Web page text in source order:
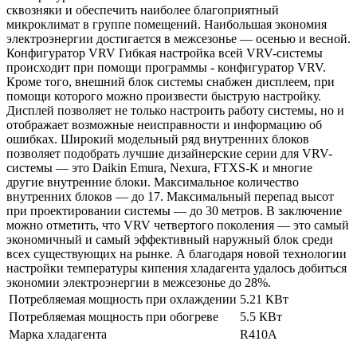
сквозняки и обеспечить наиболее благоприятный
микроклимат в группе помещений. Наибольшая экономия
электроэнергии достигается в межсезонье — осенью и весной.
Конфигуратор VRV Гибкая настройка всей VRV-системы
происходит при помощи программы - конфигуратор VRV.
Кроме того, внешний блок системы снабжен дисплеем, при
помощи которого можно произвести быструю настройку.
Дисплей позволяет не только настроить работу системы, но и
отображает возможные неисправности и информацию об
ошибках. Широкий модельный ряд внутренних блоков
позволяет подобрать лучшие дизайнерские серии для VRV-
системы — это Daikin Emura, Nexura, FTXS-K и многие
другие внутренние блоки. Максимальное количество
внутренних блоков — до 17. Максимальный перепад высот
при проектировании системы — до 30 метров. В заключение
можно отметить, что VRV четвертого поколения — это самый
экономичный и самый эффективный наружный блок среди
всех существующих на рынке. А благодаря новой технологии
настройки температуры кипения хладагента удалось добиться
экономии электроэнергии в межсезонье до 28%.
Потребляемая мощность при охлаждении 5.21 КВт
Потребляемая мощность при обогреве
5.5 КВт
Марка хладагента
R410A